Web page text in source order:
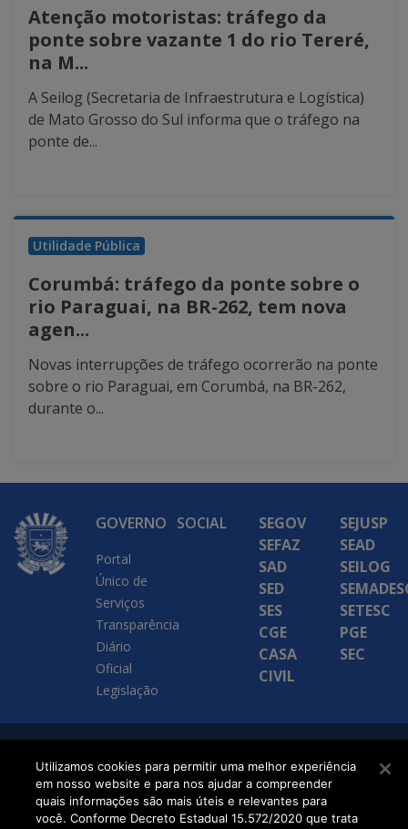
Atenção motoristas: tráfego da
ponte sobre vazante 1 do rio Tereré,
na M...
A Seilog (Secretaria de Infraestrutura e Logística)
de Mato Grosso do Sul informa que o tráfego na
ponte de...
Utilidade Pública
Corumbá: tráfego da ponte sobre o
rio Paraguai, na BR-262, tem nova
agen...
Novas interrupções de tráfego ocorrerão na ponte
sobre o rio Paraguai, em Corumbá, na BR-262,
durante o...
GOVERNO
Portal
Único de
Serviços
Transparência
Diário
Oficial
Legislação
SOCIAL
SEGOV
SEFAZ
SAD
SED
SES
CGE
CASA
CIVIL
SEJUSP
SEAD
SEILOG
SETESC
PGE
SEC
SETDIG | Secretaria-
Executiva de
Transformação Digital
Utilizamos cookies para permitir uma melhor experiência
em nosso website e para nos ajudar a compreender
quais informações são mais úteis e relevantes para
você. Conforme Decreto Estadual 15.572/2020 que trata